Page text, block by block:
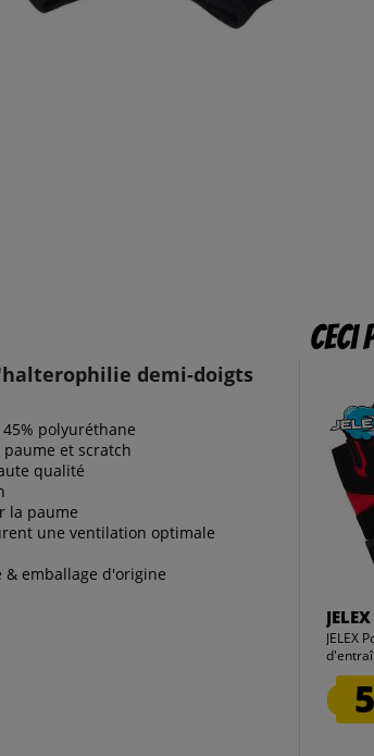
demi-doigts
polyuréthane
et scratch
qualité
la paume
une ventilation optimale
& emballage d'origine
JELEX
JELEX